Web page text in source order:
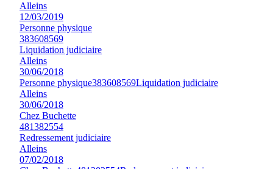
Alleins
12/03/2019
Personne physique
383608569
Liquidation judiciaire
Alleins
30/06/2018
Personne physique383608569Liquidation judiciaire
Alleins
30/06/2018
Chez Buchette
481382554
Redressement judiciaire
Alleins
07/02/2018